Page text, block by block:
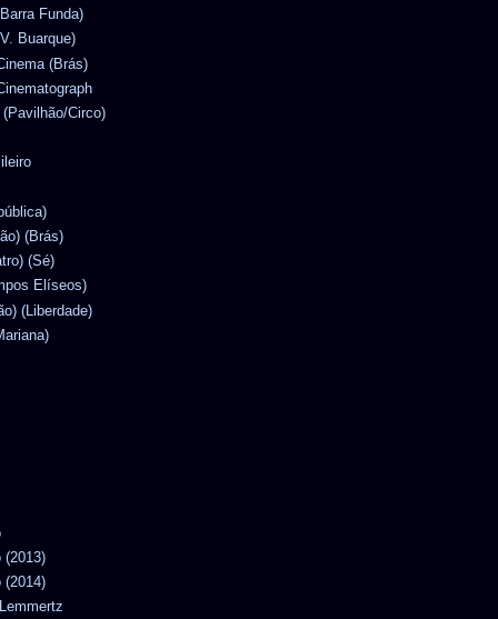
Funda)
Buarque)
(Brás)
Circo)
(Brás)
(Sé)
Elíseos)
(Liberdade)
(2013)
(2014)